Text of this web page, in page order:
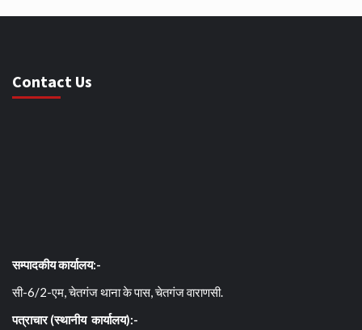
Contact Us
सम्पादकीय कार्यालय:-
सी-6/2-एम, चेतगंज थाना के पास, चेतगंज वाराणसी.
पत्राचार (स्थानीय कार्यालय):-